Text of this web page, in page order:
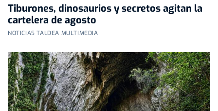
Tiburones, dinosaurios y secretos agitan la
cartelera de agosto
NOTICIAS TALDEA MULTIMEDIA